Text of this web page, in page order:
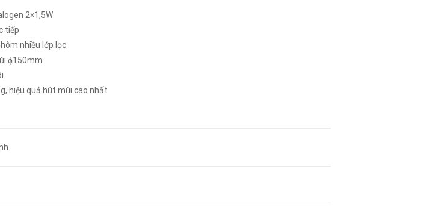
2×1,5W
tiếp
nhiều lớp lọc
ϕ150mm
hiệu quả hút mùi cao nhất